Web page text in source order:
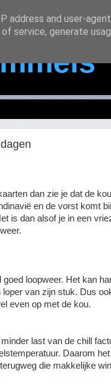
dan zie je dat de
en de vorst komt
is dan alsof je in een
loopweer. Het kan
loper van zijn stuk. Dus
even op met de kou.
last van de chill
Daarom
die makkelijke
address and user-agent
service, generate